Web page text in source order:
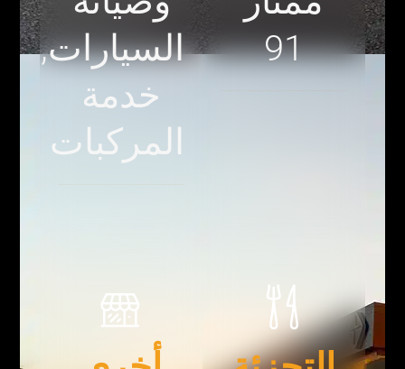
91
السيارات,
خدمة
المركبات